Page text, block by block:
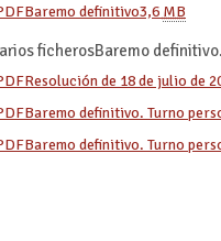
Baremo definitivo3,6 MB
Baremo
Resolución de 18 de julio de
Baremo definitivo. Turno
Baremo definitivo. Turno